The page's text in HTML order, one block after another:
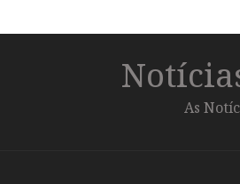
As